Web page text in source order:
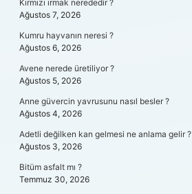
Kırmızı ırmak nerededir ?
Ağustos 7, 2026
Kumru hayvanın neresi ?
Ağustos 6, 2026
Avene nerede üretiliyor ?
Ağustos 5, 2026
Anne güvercin yavrusunu nasıl besler ?
Ağustos 4, 2026
Adetli değilken kan gelmesi ne anlama gelir ?
Ağustos 3, 2026
Bitüm asfalt mı ?
Temmuz 30, 2026